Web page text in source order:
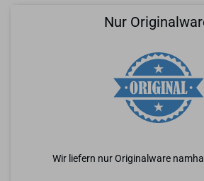
Nur
Wir liefern nur Originalware